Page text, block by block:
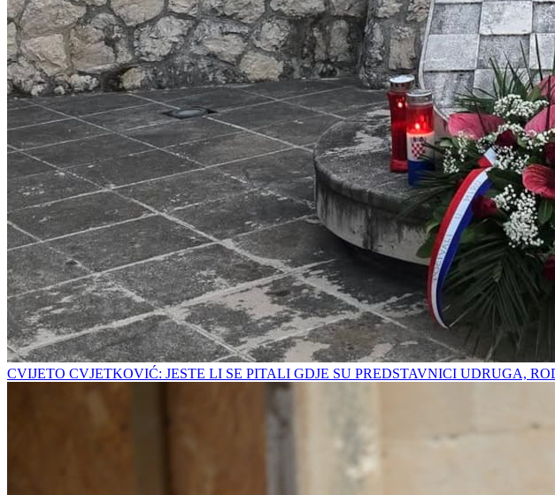
CVIJETO CVJETKOVIĆ: JESTE LI SE PITALI GDJE SU PREDSTAVNICI UDRUGA,